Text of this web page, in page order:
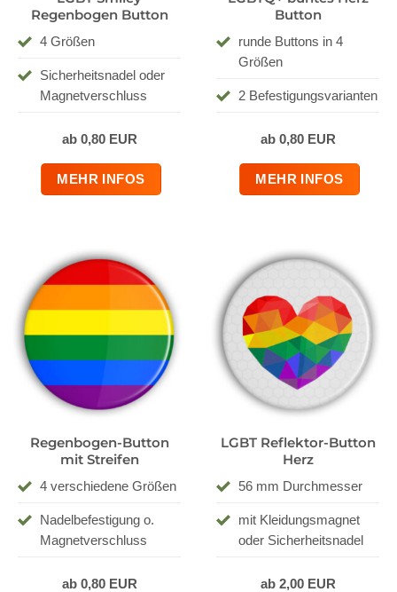
Regenbogen Button
4 Größen
Sicherheitsnadel oder
Magnetverschluss
ab 0,80 EUR
MEHR INFOS
Button
runde Buttons in 4
Größen
2 Befestigungsvarianten
ab 0,80 EUR
MEHR INFOS
Regenbogen-Button
mit Streifen
4 verschiedene Größen
Nadelbefestigung o.
Magnetverschluss
ab 0,80 EUR
LGBT Reflektor-Button
Herz
56 mm Durchmesser
mit Kleidungsmagnet
oder Sicherheitsnadel
ab 2,00 EUR